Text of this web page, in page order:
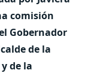
comisión
Gobernador
de la
de la